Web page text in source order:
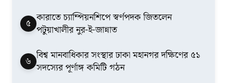
৫ কারাতে চ্যাম্পিয়নশিপে স্বর্ণপদক জিতলেন
পটুয়াখালীর নুর-ই-জান্নাত
৬ বিশ্ব মানবাধিকার সংস্থার ঢাকা মহানগর দক্ষিণের ৫১
সদস্যের পূর্ণাঙ্গ কমিটি গঠন